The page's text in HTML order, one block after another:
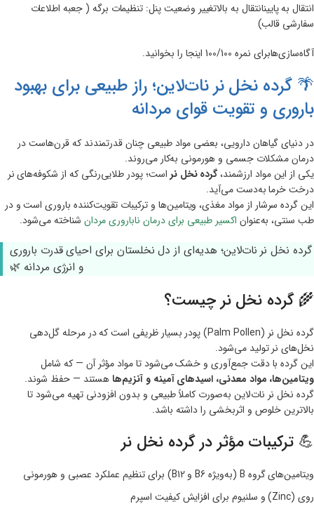
انتقال به پایینانتقال به بالاتغییر وضعیت پنل: تنظیمات برگه ( جعبه اطلاعات
سفارشی قالب)
آگاه‌سازی‌هابرای نمره 100/100 اینجا را بخوانید.
🌴 گرده نخل نر نات‌لاین؛ راز طبیعی برای بهبود
باروری و تقویت قوای مردانه
در دنیای گیاهان دارویی، بعضی مواد طبیعی چنان قدرتمندند که قرن‌هاست در
درمان مشکلات جسمی و هورمونی به‌کار می‌روند.
یکی از این مواد ارزشمند،گرده نخل نر است؛ پودر طلایی‌رنگی که از شکوفه‌های نر
درخت خرما به‌دست می‌آید.
این گرده سرشار از مواد مغذی، ویتامین‌ها و ترکیبات تقویت‌کننده باروری است و در
طب سنتی، به‌عنوان اکسیر طبیعی برای درمان ناباروری مردان شناخته می‌شود.
گرده نخل نر نات‌لاین؛ هدیه‌ای از دل نخلستان برای احیای قدرت باروری
و انرژی مردانه 🌿
🌾 گرده نخل نر چیست؟
گرده نخل نر (Palm Pollen) پودر بسیار ظریفی است که در مرحله گل‌دهی
نخل‌های نر تولید می‌شود.
این گرده با دقت جمع‌آوری و خشک می‌شود تا مواد مؤثر آن — که شامل
ویتامین‌ها، مواد معدنی، اسیدهای آمینه و آنزیم‌ها هستند — حفظ شوند.
گرده نخل نر نات‌لاین به‌صورت کاملاً طبیعی و بدون افزودنی تهیه می‌شود تا
بالاترین خلوص و اثربخشی را داشته باشد.
💪 ترکیبات مؤثر در گرده نخل نر
ویتامین‌های گروه B (به‌ویژه B6 و B12) برای تنظیم عملکرد عصبی و هورمونی
روی (Zinc) و سلنیوم برای افزایش کیفیت اسپرم